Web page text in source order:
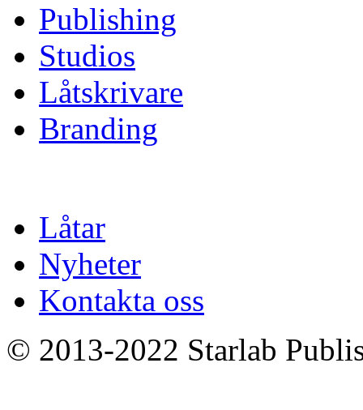
Publishing
Studios
Låtskrivare
Branding
Låtar
Nyheter
Kontakta oss
© 2013-2022 Starlab